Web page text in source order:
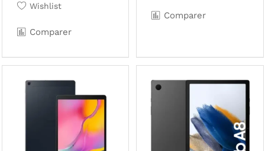
Wishlist
Comparer
Comparer